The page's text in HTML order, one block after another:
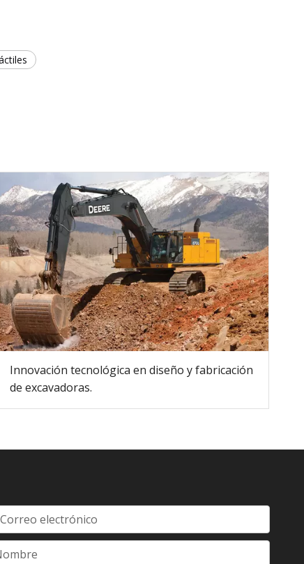
Innovación tecnológica en diseño y fabricación
de excavadoras.